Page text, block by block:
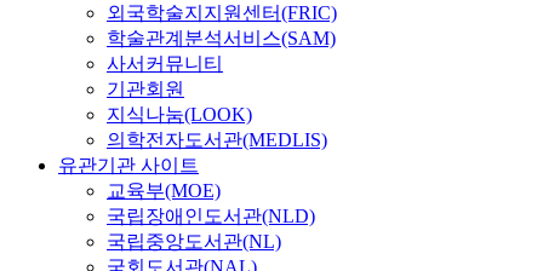
외국학술지지원센터(FRIC)
학술관계분석서비스(SAM)
사서커뮤니티
기관회원
지식나눔(LOOK)
의학전자도서관(MEDLIS)
유관기관 사이트
교육부(MOE)
국립장애인도서관(NLD)
국립중앙도서관(NL)